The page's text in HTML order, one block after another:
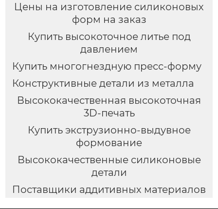
Цены на изготовление силиконовых
форм на заказ
Купить высокоточное литье под
давлением
Купить многогнездную пресс-форму
Конструктивные детали из металла
Высококачественная высокоточная
3D-печать
Купить экструзионно-выдувное
формование
Высококачественные силиконовые
детали
Поставщики аддитивных материалов